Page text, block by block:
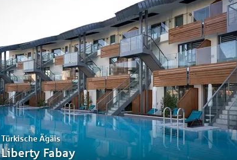
Türkische Ägäis
Liberty Fabay